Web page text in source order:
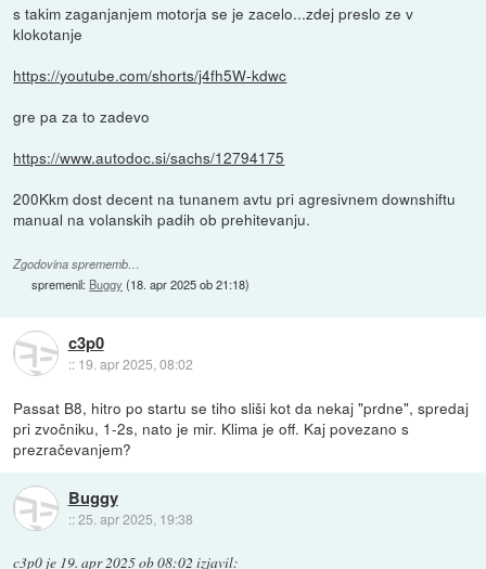
s takim zaganjanjem motorja se je zacelo...zdej preslo ze v
klokotanje
https://youtube.com/shorts/j4fh5W-kdwc
gre pa za to zadevo
https://www.autodoc.si/sachs/12794175
200Kkm dost decent na tunanem avtu pri agresivnem downshiftu
manual na volanskih padih ob prehitevanju.
Zgodovina sprememb…
spremenil: Buggy (18. apr 2025 ob 21:18)
c3p0
:: 19. apr 2025, 08:02
Passat B8, hitro po startu se tiho sliši kot da nekaj "prdne", spredaj
pri zvočniku, 1-2s, nato je mir. Klima je off. Kaj povezano s
prezračevanjem?
Buggy
::25. apr 2025, 19:38
c3p0 je 19. apr 2025 ob 08:02 izjavil: